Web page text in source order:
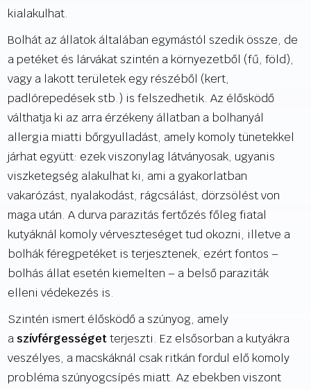
kialakulhat.
Bolhát az állatok általában egymástól szedik össze, de
a petéket és lárvákat szintén a környezetből (fű, föld),
vagy a lakott területek egy részéből (kert,
padlórepedések stb.) is felszedhetik. Az élősködő
válthatja ki az arra érzékeny állatban a bolhanyál
allergia miatti bőrgyulladást, amely komoly tünetekkel
járhat együtt: ezek viszonylag látványosak, ugyanis
viszketegség alakulhat ki, ami a gyakorlatban
vakarózást, nyalakodást, rágcsálást, dörzsölést von
maga után. A durva parazitás fertőzés főleg fiatal
kutyáknál komoly vérveszteséget tud okozni, illetve a
bolhák féregpetéket is terjesztenek, ezért fontos –
bolhás állat esetén kiemelten – a belső paraziták
elleni védekezés is.
Szintén ismert élősködő a szúnyog, amely
a szívférgességetterjeszti. Ez elsősorban a kutyákra
veszélyes, a macskáknál csak ritkán fordul elő komoly
probléma szúnyogcsípés miatt. Az ebekben viszont